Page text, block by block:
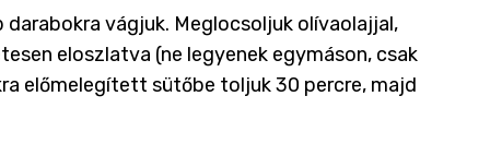
vágjuk. Meglocsoljuk olívaolajjal,
eloszlatva (ne legyenek egymáson, csak
előmelegített sütőbe toljuk 30 percre, majd